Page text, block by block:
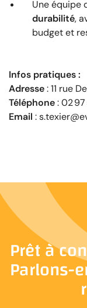
Une équipe
durabilité,
budget et
Infos pratiques :
Adresse: 11 rue
Téléphone: 02
Email :
Prêt à
Parlons-